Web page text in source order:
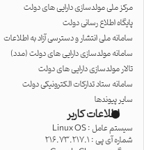
مرکز ملی مولدسازی دارایی های دولت
پایگاه اطلاع رسانی دولت
سامانه ملی انتشار و دسترسی آزاد به اطلاعات
سامانه مولدسازی دارایی های دولت (مدد)
تالار مولدسازی دارایی های دولت
سامانه ستاد تدارکات الکترونیکی دولت
سایر پیوندها
اطلاعات کاربر
سیستم عامل :Linux OS
شماره آی پی : 216.73.217.1